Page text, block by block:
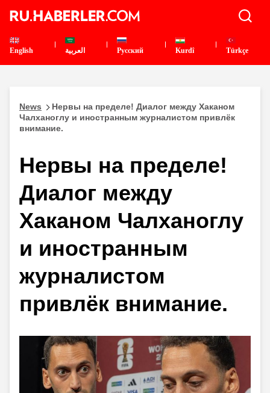
English العربية Pусский Kurdî Türkçe
News
Нервы на пределе! Диалог между Хаканом
Чалханоглу и иностранным журналистом привлёк
внимание.
Нервы на пределе!
Диалог между
Хаканом Чалханоглу
и иностранным
журналистом
привлёк внимание.